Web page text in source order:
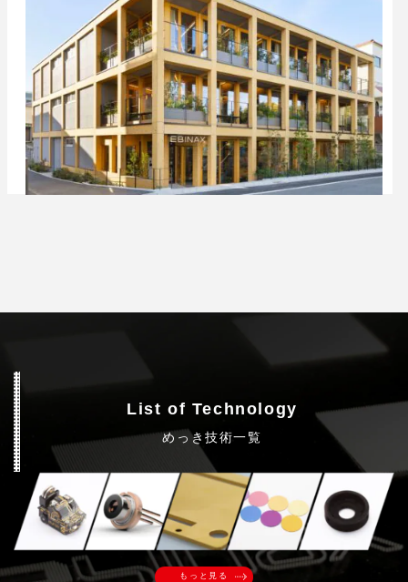
List of Technology
めっき技術一覧
もっと見る